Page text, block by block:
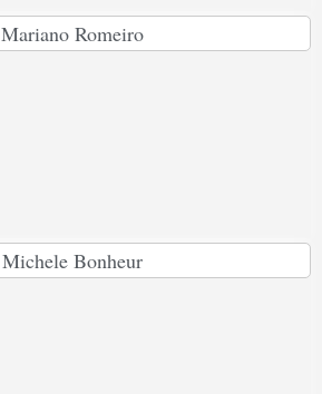
Mariano Romeiro
Michele Bonheur